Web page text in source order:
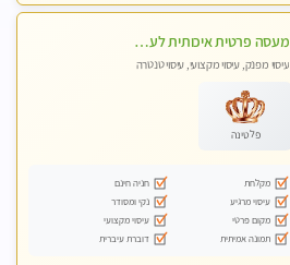
מעסה פרטית איכותית לעיסוי לאורך הגוף
עיסוי מפנק, עיסוי מקצועי, עיסוי טנטרה
פלטינה
מקלחת
חניה חינם
עיסוי מרגיע
נקי ומסודר
מקום פרטי
עיסוי מקצועי
תמונה אמיתית
דוברת עיברית